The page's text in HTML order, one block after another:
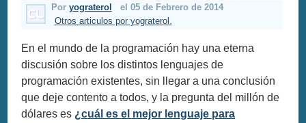
Por yograterol
el 05 de Febrero de 2014
Otros articulos por yograterol.
En el mundo de la programación hay una eterna
discusión sobre los distintos lenguajes de
programación existentes, sin llegar a una conclusión
que deje contento a todos, y la pregunta del millón de
dólares es ¿cuál es el mejor lenguaje para